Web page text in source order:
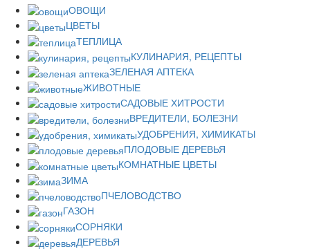
ОВОЩИ
ЦВЕТЫ
ТЕПЛИЦА
КУЛИНАРИЯ, РЕЦЕПТЫ
ЗЕЛЕНАЯ АПТЕКА
ЖИВОТНЫЕ
САДОВЫЕ ХИТРОСТИ
ВРЕДИТЕЛИ, БОЛЕЗНИ
УДОБРЕНИЯ, ХИМИКАТЫ
ПЛОДОВЫЕ ДЕРЕВЬЯ
КОМНАТНЫЕ ЦВЕТЫ
ЗИМА
ПЧЕЛОВОДСТВО
ГАЗОН
СОРНЯКИ
ДЕРЕВЬЯ